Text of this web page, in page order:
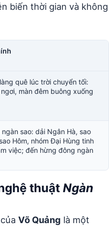
biến thời gian và không
quê lúc trời chuyển tối:
màn đêm buông xuống
ngàn sao: dải Ngân Hà, sao
Hôm, nhóm Đại Hùng tinh
việc; đến hừng đông ngàn
thuật Ngàn
của Võ Quảng là một